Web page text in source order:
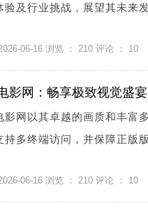
验及行业挑战，展望其未来
06-16 浏览 ： 210 评论 ： 10
影网：畅享极致视觉盛
影网以其卓越的画质和丰富
持多终端访问，并保障正版
06-16 浏览 ： 210 评论 ： 10